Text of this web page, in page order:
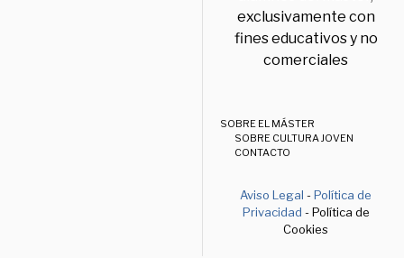
exclusivamente con
fines educativos y no
comerciales
SOBRE EL MÁSTER
SOBRE CULTURA JOVEN
CONTACTO
Aviso Legal -Política de
Privacidad - Política de
Cookies